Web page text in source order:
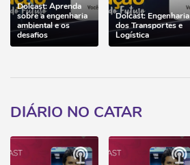
Dolcast: Aprenda
sobre a engenharia
ambiental e os
desafios
Dolcast: Engenharia
dos Transportes e
Logística
DIÁRIO NO CATAR